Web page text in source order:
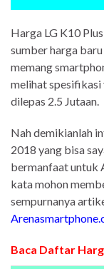
Harga LG K10
sumber harga
memang
melihat spesifikasi
dilepas 2.5 Jutaan.
Nah demikianlah
2018 yang bisa
bermanfaat untuk
kata mohon
sempurnanya
Baca Daftar